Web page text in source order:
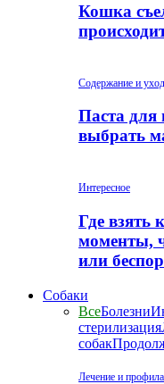
Кошка
Содержание и уход
Паста
выбрать
Интересное
Где взять
моменты,
или
Собаки
ВсеБолезни
стерилизация
собак
Лечение и